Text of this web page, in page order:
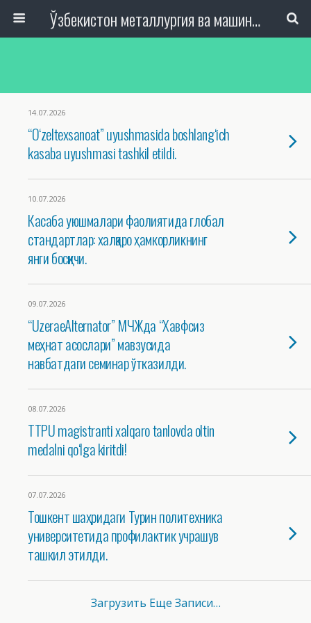
Ўзбекистон металлургия ва машинасозлик саноати тармоқлари ходимлари касаба уюшмаси Республика Кенгаши
14.07.2026
“O‘zeltexsanoat” uyushmasida boshlang‘ich
kasaba uyushmasi tashkil etildi.
10.07.2026
Касаба уюшмалари фаолиятида глобал
стандартлар: халқаро ҳамкорликнинг
янги босқичи.
09.07.2026
“UzeraeAlternator” МЧЖда “Хавфсиз
меҳнат асослари” мавзусида
навбатдаги семинар ўтказилди.
08.07.2026
TTPU magistranti xalqaro tanlovda oltin
medalni qo‘lga kiritdi!
07.07.2026
Тошкент шаҳридаги Турин политехника
университетида профилактик учрашув
ташкил этилди.
Загрузить Еще Записи…